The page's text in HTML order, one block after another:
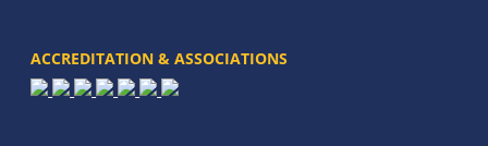
ACCREDITATION & ASSOCIATIONS